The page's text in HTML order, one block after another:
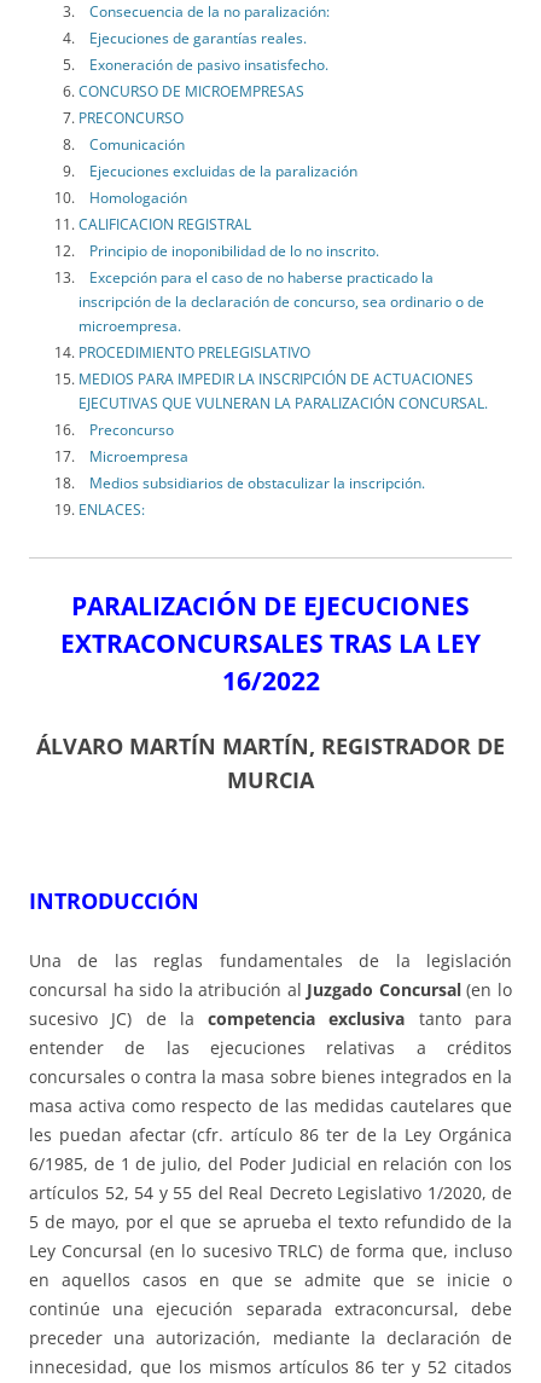
Consecuencia de la no paralización:
Ejecuciones de garantías reales.
Exoneración de pasivo insatisfecho.
CONCURSO DE MICROEMPRESAS
PRECONCURSO
Comunicación
Ejecuciones excluidas de la paralización
Homologación
CALIFICACION REGISTRAL
Principio de inoponibilidad de lo no inscrito.
Excepción para el caso de no haberse practicado la
inscripción de la declaración de concurso, sea ordinario o de
microempresa.
PROCEDIMIENTO PRELEGISLATIVO
MEDIOS PARA IMPEDIR LA INSCRIPCIÓN DE ACTUACIONES
EJECUTIVAS QUE VULNERAN LA PARALIZACIÓN CONCURSAL.
Preconcurso
Microempresa
Medios subsidiarios de obstaculizar la inscripción.
ENLACES:
PARALIZACIÓN DE EJECUCIONES
EXTRACONCURSALES TRAS LA LEY
16/2022
ÁLVARO MARTÍN MARTÍN, REGISTRADOR DE
MURCIA
INTRODUCCIÓN
Una de las reglas fundamentales de la legislación
concursal ha sido la atribución al Juzgado Concursal(en lo
sucesivo JC) de lacompetencia exclusiva tanto para
entender de las ejecuciones relativas a créditos
concursales o contra la masa sobre bienes integrados en la
masa activa como respecto de las medidas cautelares que
les puedan afectar (cfr. artículo 86 ter de la Ley Orgánica
6/1985, de 1 de julio, del Poder Judicial en relación con los
artículos 52, 54 y 55 del Real Decreto Legislativo 1/2020, de
5 de mayo, por el que se aprueba el texto refundido de la
Ley Concursal (en lo sucesivo TRLC) de forma que, incluso
en aquellos casos en que se admite que se inicie o
continúe una ejecución separada extraconcursal, debe
preceder una autorización, mediante la declaración de
innecesidad, que los mismos artículos 86 ter y 52 citados